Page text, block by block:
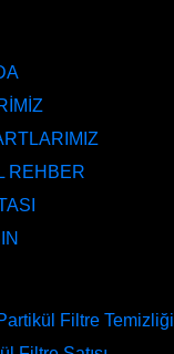
REHBER
Filtre Temizliği